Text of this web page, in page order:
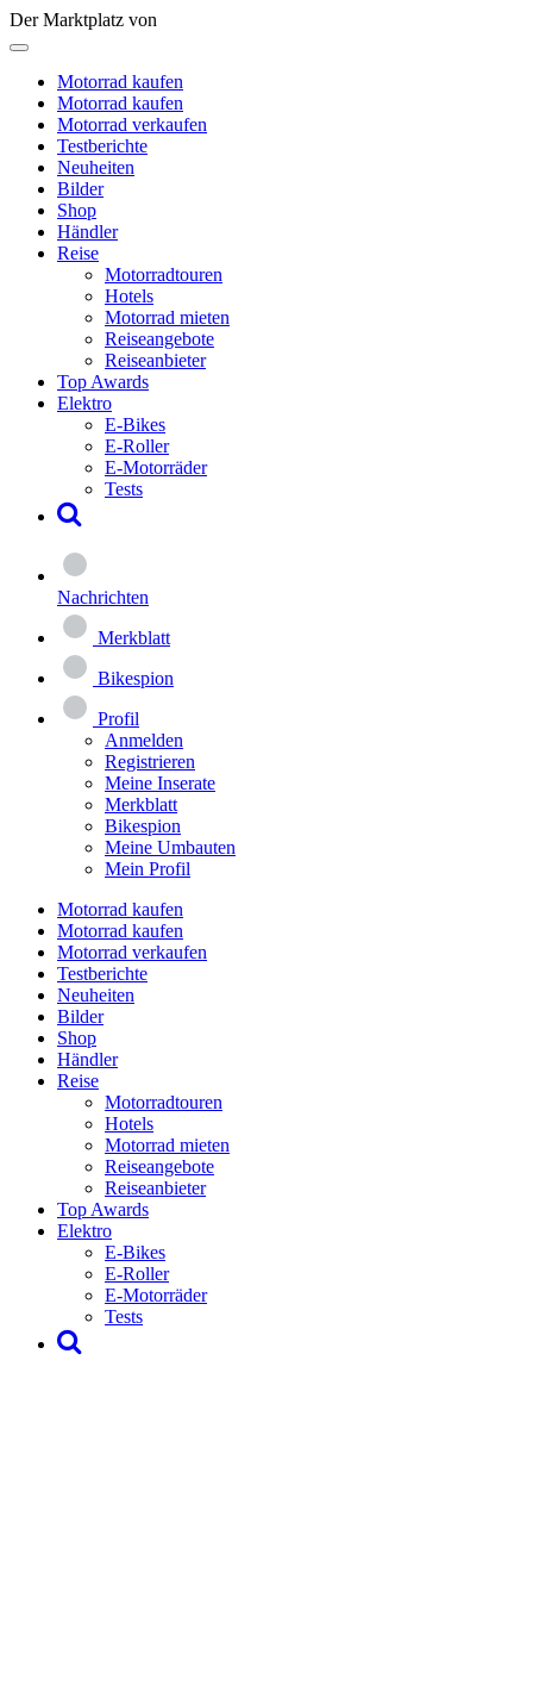
Der Marktplatz von
Motorrad kaufen
Motorrad kaufen
Motorrad verkaufen
Testberichte
Neuheiten
Bilder
Shop
Händler
Reise
Motorradtouren
Hotels
Motorrad mieten
Reiseangebote
Reiseanbieter
Top Awards
Elektro
E-Bikes
E-Roller
E-Motorräder
Tests
Nachrichten
Merkblatt
Bikespion
Profil
Anmelden
Registrieren
Meine Inserate
Merkblatt
Bikespion
Meine Umbauten
Mein Profil
Motorrad kaufen
Motorrad kaufen
Motorrad verkaufen
Testberichte
Neuheiten
Bilder
Shop
Händler
Reise
Motorradtouren
Hotels
Motorrad mieten
Reiseangebote
Reiseanbieter
Top Awards
Elektro
E-Bikes
E-Roller
E-Motorräder
Tests